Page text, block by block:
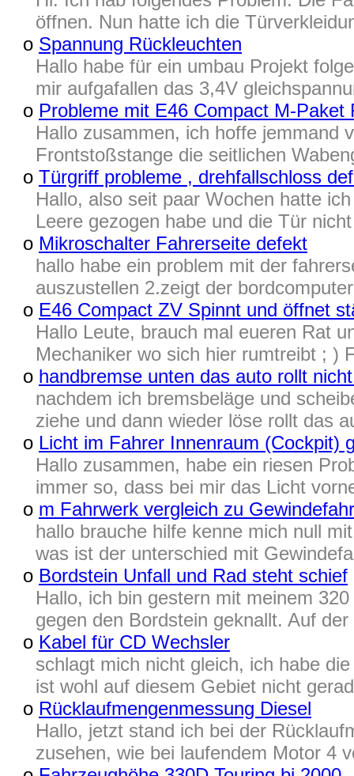
öffnen. Nun hatte ich die
o Spannung Rückleuchten
Hallo habe für ein umbau Projekt
mir aufgafallen das 3,4V
o Probleme mit E46 Compact M-Paket
Hallo zusammen, ich hoffe jemmand
Frontstoßstange die seitlichen
o Türgriff probleme , drehfallschloss
Hallo, also seit paar Wochen hatte
Leere gezogen habe und die Tür
o Mikroschalter Fahrerseite defekt
hallo habe ein problem mit der
auszustellen 2.zeigt der
o E46 Compact ZV Spinnt und öffnet
Hallo Leute, brauch mal eueren Rat
Mechaniker wo sich hier rumtreibt ; )
o handbremse unten das auto rollt
nachdem ich bremsbeläge und
ziehe und dann wieder löse rollt das
o Licht im Fahrer Innenraum (Cockpit)
Hallo zusammen, habe ein riesen
immer so, dass bei mir das Licht
o m Fahrwerk vergleich zu
hallo brauche hilfe kenne mich null
was ist der unterschied mit
o Bordstein Unfall und Rad steht schief
Hallo, ich bin gestern mit meinem
gegen den Bordstein geknallt. Auf
o Kabel für CD Wechsler
schlagt mich nicht gleich, ich habe
ist wohl auf diesem Gebiet nicht
o Rücklaufmengenmessung Diesel
Hallo, jetzt stand ich bei der
zusehen, wie bei laufendem Motor 4